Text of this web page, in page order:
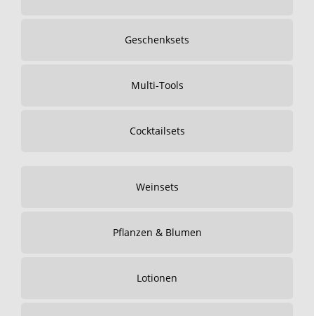
Geschenksets
Multi-Tools
Cocktailsets
Weinsets
Pflanzen & Blumen
Lotionen